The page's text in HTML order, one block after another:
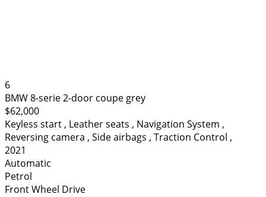
6
BMW 8-serie 2-door coupe grey
$62,000
Keyless start , Leather seats , Navigation System ,
Reversing camera , Side airbags , Traction Control ,
2021
Automatic
Petrol
Front Wheel Drive